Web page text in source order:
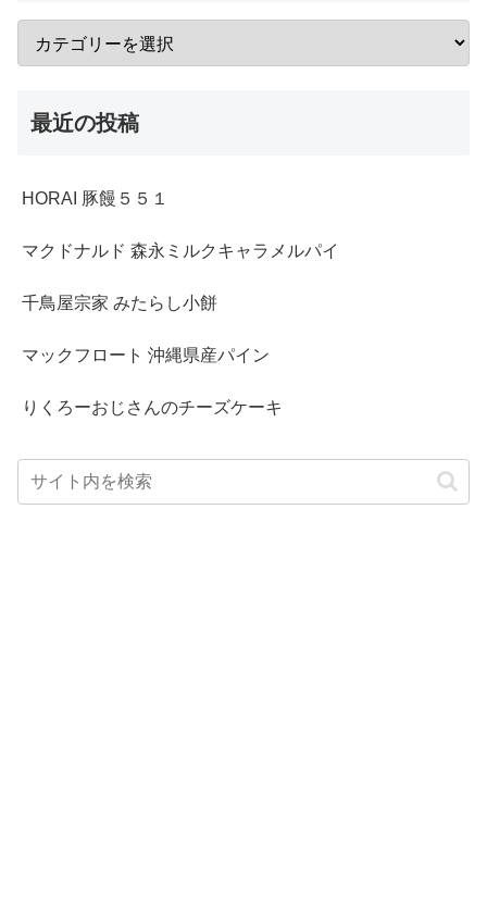
最近の投稿
HORAI 豚饅５５１
マクドナルド 森永ミルクキャラメルパイ
千鳥屋宗家 みたらし小餅
マックフロート 沖縄県産パイン
りくろーおじさんのチーズケーキ